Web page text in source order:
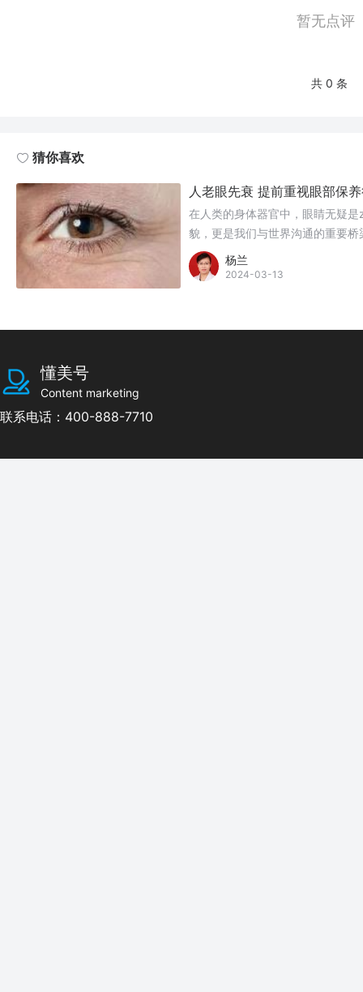
暂无点评
共 0 条
猜你喜欢
人老眼先衰 提前重视眼部保
在人类的身体器官中，眼睛无疑
貌，更是我们与世界沟通的重要桥
杨兰
2024-03-13
懂美号
Content marketing
联系电话：400-888-7710